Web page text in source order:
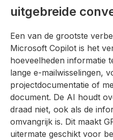
uitgebreide
Een van de grootste
Microsoft Copilot is het
hoeveelheden informatie
lange e-mailwisselingen,
projectdocumentatie of
document. De AI houdt
draad niet, ook als de
omvangrijk is. Dit maakt
uitermate geschikt voor